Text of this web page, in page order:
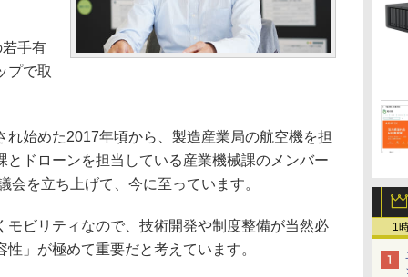
1
手有
プで取
始めた2017年頃から、製造産業局の航空機を担
とドローンを担当している産業機械課のメンバー
会を立ち上げて、今に至っています。
ビリティなので、技術開発や制度整備が当然必
」が極めて重要だと考えています。